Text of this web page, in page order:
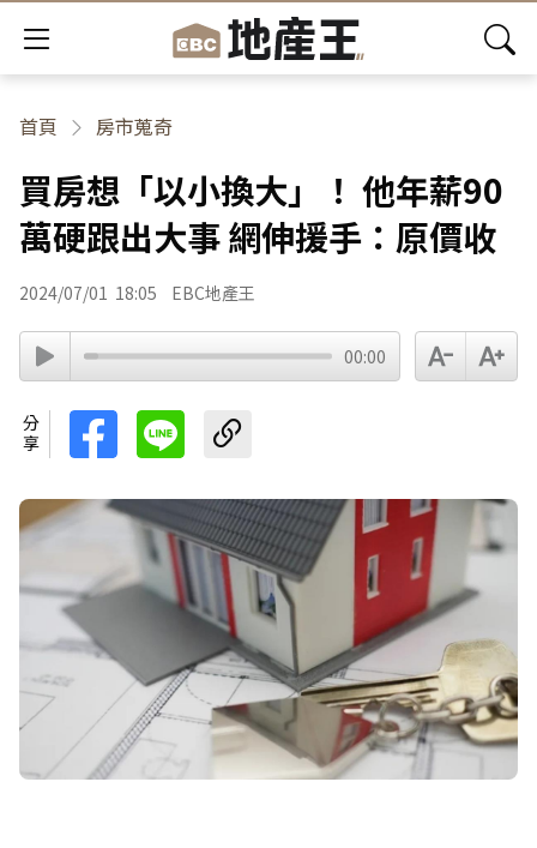
首頁 房市蒐奇
買房想「以小換大」！ 他年薪90
萬硬跟出大事 網伸援手：原價收
2024/07/01 18:05 EBC地產王
00:00
分享